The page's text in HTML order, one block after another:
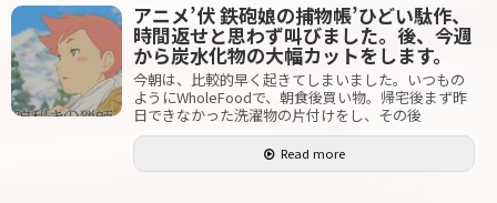
アニメ’伏 鉄砲娘の捕物帳’ひどい駄作、
時間返せと思わず叫びました。後、今週
から炭水化物の大幅カットをします。
今朝は、比較的早く起きてしまいました。いつもの
ようにWholeFoodで、朝食後買い物。帰宅後まず昨
日できなかった洗濯物の片付けをし、その後
Read more